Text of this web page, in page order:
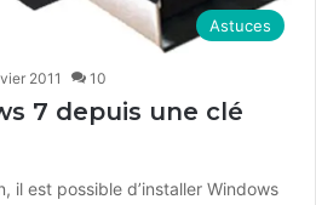
Astuces
2011 10
7 depuis une clé
il est possible d’installer Windows